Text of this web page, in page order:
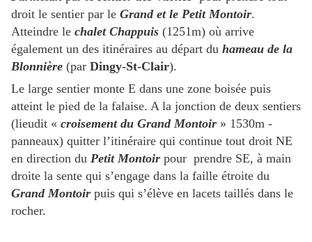
droit le sentier par le Grand et le Petit Montoir.
Atteindre le chalet Chappuis (1251m) où arrive
également un des itinéraires au départ du hameau de la
Blonnière (par Dingy-St-Clair).
Le large sentier monte E dans une zone boisée puis
atteint le pied de la falaise. A la jonction de deux sentiers
(lieudit « croisement du Grand Montoir » 1530m -
panneaux) quitter l’itinéraire qui continue tout droit NE
en direction du Petit Montoir pour prendre SE, à main
droite la sente qui s’engage dans la faille étroite du
Grand Montoir puis qui s’élève en lacets taillés dans le
rocher.